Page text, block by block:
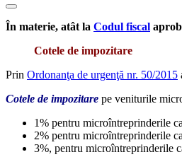
În materie, atât la Codul fiscal
Cotele de impozitare
Prin Ordonanţa de urgenţă nr. 50/2015
Cotele de impozitare pe veniturile
1% pentru microîntreprinderile
2% pentru microîntreprinderile
3%, pentru microîntreprinderile